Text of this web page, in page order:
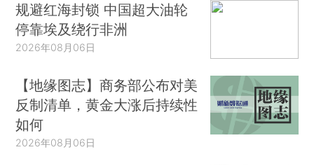
规避红海封锁 中国超大油轮
停靠埃及绕行非洲
2026年08月06日
【地缘图志】商务部公布对美
反制清单，黄金大涨后持续性
如何
2026年08月06日